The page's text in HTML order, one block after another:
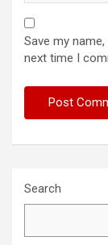
Save my
next time I
Search